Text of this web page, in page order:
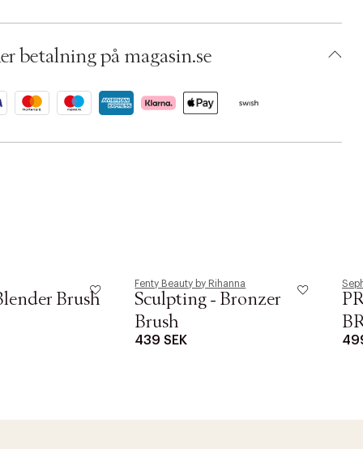
betalning på magasin.se
Brush
Fenty Beauty by Rihanna
Sculpting - Bronzer
Brush
439 SEK